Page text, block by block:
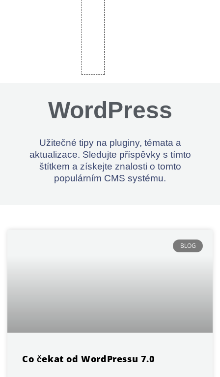
WordPress
Užitečné tipy na pluginy, témata a
aktualizace. Sledujte příspěvky s tímto
štítkem a získejte znalosti o tomto
populárním CMS systému.
BLOG
Co čekat od WordPressu 7.0